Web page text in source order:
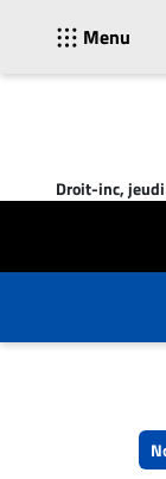
Menu
Droit-inc,
En
Nominations
Conseillers